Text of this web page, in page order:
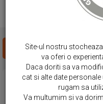
HUSE
Site-ul nostru
va oferi o
Daca doriti sa va
cat si alte date
rugam sa
Va multumim si va